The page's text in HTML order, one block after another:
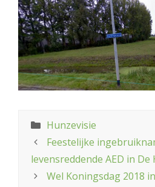
Categorieën
Hunzevisie
Feestelijke
levensreddende AED in De
Wel Koningsdag 2018